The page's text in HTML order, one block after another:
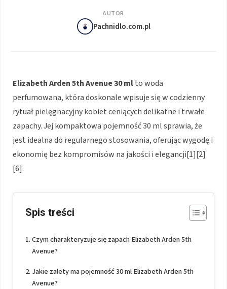
AUTOR
Pachnidlo.com.pl
Elizabeth Arden 5th Avenue 30 mlto woda
perfumowana, która doskonale wpisuje się w codzienny
rytuał pielęgnacyjny kobiet ceniących delikatne i trwałe
zapachy. Jej kompaktowa pojemność 30 ml sprawia, że
jest idealna do regularnego stosowania, oferując wygodę i
ekonomię bez kompromisów na jakości i elegancji[1][2]
[6].
Spis treści
Czym charakteryzuje się zapach Elizabeth Arden 5th
Avenue?
Jakie zalety ma pojemność 30 ml Elizabeth Arden 5th
Avenue?